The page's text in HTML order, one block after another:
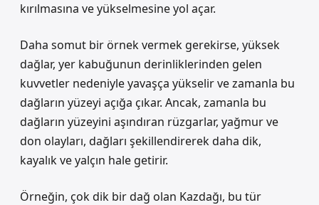
kırılmasına ve yükselmesine yol açar.
Daha somut bir örnek vermek gerekirse, yüksek
dağlar, yer kabuğunun derinliklerinden gelen
kuvvetler nedeniyle yavaşça yükselir ve zamanla bu
dağların yüzeyi açığa çıkar. Ancak, zamanla bu
dağların yüzeyini aşındıran rüzgarlar, yağmur ve
don olayları, dağları şekillendirerek daha dik,
kayalık ve yalçın hale getirir.
Örneğin, çok dik bir dağ olan Kazdağı, bu tür